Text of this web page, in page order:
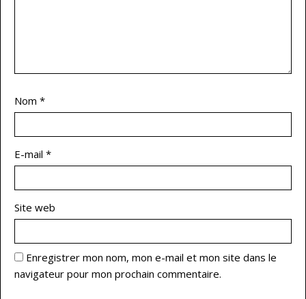
Nom *
E-mail *
Site web
Enregistrer mon nom, mon e-mail et mon site dans le
navigateur pour mon prochain commentaire.